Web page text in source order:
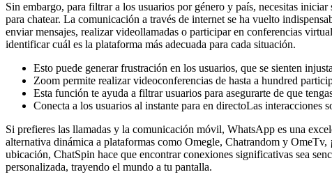
Sin embargo, para filtrar a los usuarios por género y país, necesitas
para chatear. La comunicación a través de internet se ha vuelto
enviar mensajes, realizar videollamadas o participar en conferencias
identificar cuál es la plataforma más adecuada para cada situación.
Esto puede generar frustración en los usuarios, que se sienten
Zoom permite realizar videoconferencias de hasta a hundred
Esta función te ayuda a filtrar usuarios para asegurarte de que
Conecta a los usuarios al instante para en directoLas
Si prefieres las llamadas y la comunicación móvil, WhatsApp es una
alternativa dinámica a plataformas como Omegle, Chatrandom y
ubicación, ChatSpin hace que encontrar conexiones significativas sea
personalizada, trayendo el mundo a tu pantalla.